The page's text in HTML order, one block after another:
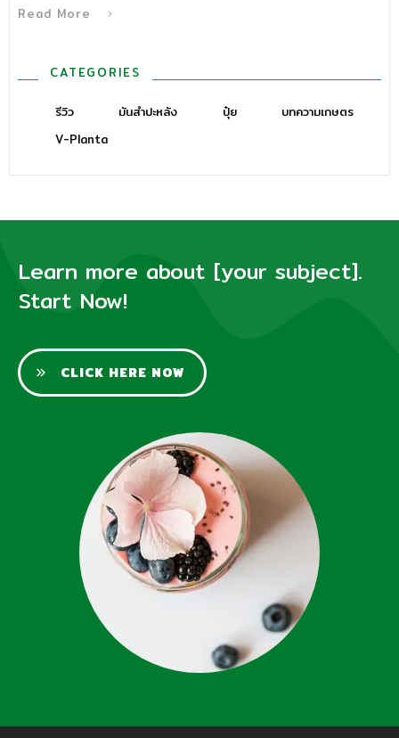
Read More
CATEGORIES
รีวิว มันสำปะหลัง ปุ๋ย
บทความเกษตร
V-Planta
Learn more about [your subject].
Start Now!
CLICK HERE NOW